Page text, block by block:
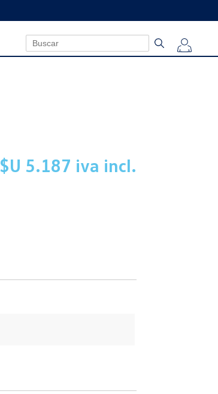
$U 5.187 iva incl.